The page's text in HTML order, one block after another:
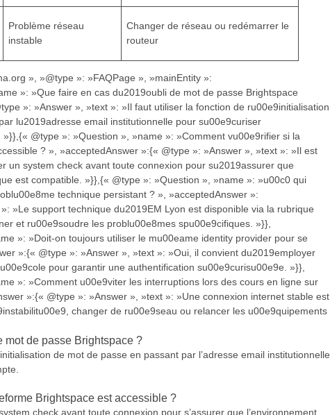
Problème réseau
instable
Changer de réseau ou redémarrer le
routeur
», »@type »: »FAQPage », »mainEntity »:
»: »Que faire en cas du2019oubli de mot de passe Brightspace
»: »Answer », »text »: »Il faut utiliser la fonction de ru00e9initialisation
lu2019adresse email institutionnelle pour su00e9curiser
@type »: »Question », »name »: »Comment vu00e9rifier si la
? », »acceptedAnswer »:{« @type »: »Answer », »text »: »Il est
un system check avant toute connexion pour su2019assurer que
est compatible. »}},{« @type »: »Question », »name »: »u00c0 qui
technique persistant ? », »acceptedAnswer »:
»Le support technique du2019EM Lyon est disponible via la rubrique
et ru00e9soudre les problu00e8mes spu00e9cifiques. »}},
»: »Doit-on toujours utiliser le mu00eame identity provider pour se
»:{« @type »: »Answer », »text »: »Oui, il convient du2019employer
pour garantir une authentification su00e9curisu00e9e. »}},
»: »Comment u00e9viter les interruptions lors des cours en ligne sur
»:{« @type »: »Answer », »text »: »Une connexion internet stable est
changer de ru00e9seau ou relancer les u00e9quipements
mot de passe Brightspace ?
de mot de passe en passant par l’adresse email institutionnelle
Brightspace est accessible ?
check avant toute connexion pour s’assurer que l’environnement